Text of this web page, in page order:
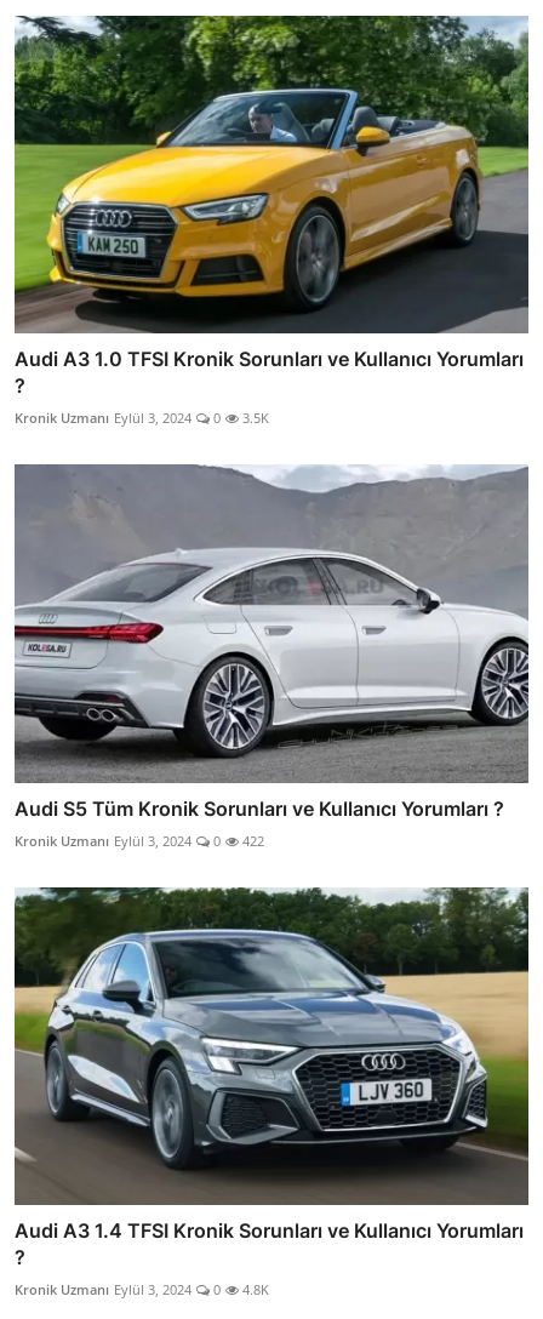
Audi A3 1.0 TFSI Kronik Sorunları ve Kullanıcı Yorumları
?
Kronik Uzmanı Eylül 3, 2024 0 3.5K
Audi S5 Tüm Kronik Sorunları ve Kullanıcı Yorumları ?
Kronik Uzmanı Eylül 3, 2024 0 422
Audi A3 1.4 TFSI Kronik Sorunları ve Kullanıcı Yorumları
?
Kronik Uzmanı Eylül 3, 2024 0 4.8K